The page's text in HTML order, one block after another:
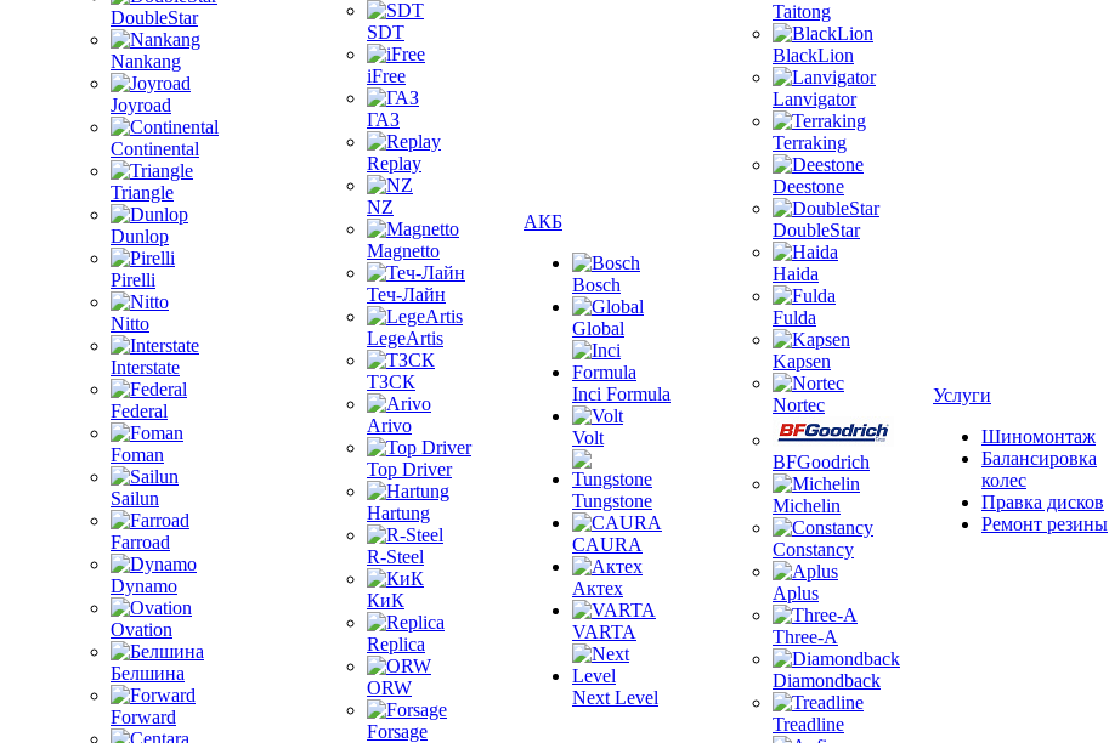
DoubleStar
Nankang
Joyroad
Continental
Triangle
Dunlop
Pirelli
Nitto
Interstate
Federal
Foman
Sailun
Farroad
Dynamo
Ovation
Белшина
Forward
SDT
iFree
ГАЗ
Replay
NZ
Magnetto
Теч-Лайн
LegeArtis
ТЗСК
Arivo
Top Driver
Hartung
R-Steel
КиК
Replica
ORW
Forsage
АКБ
Bosch
Global
Inci Formula
Volt
Tungstone
CAURA
Актех
VARTA
Next Level
Taitong
BlackLion
Lanvigator
Terraking
Deestone
DoubleStar
Haida
Fulda
Kapsen
Nortec
BFGoodrich
Michelin
Constancy
Aplus
Three-A
Diamondback
Treadline
Услуги
Шиномонтаж
Балансировка
колес
Правка дисков
Ремонт резины